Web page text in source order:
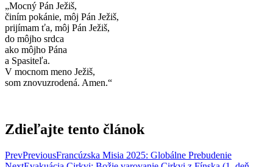
„Mocný Pán Ježiš,
činím pokánie, môj Pán Ježiš,
prijímam ťa, môj Pán Ježiš,
do môjho srdca
ako môjho Pána
a Spasiteľa.
V mocnom meno Ježiš,
som znovuzrodená. Amen.“
Zdieľajte tento článok
PrevPreviousFrancúzska Misia 2025: Globálne Prebudenie